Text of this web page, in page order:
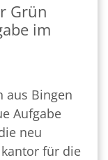
Grün
im
aus Bingen
Aufgabe
neu
für die